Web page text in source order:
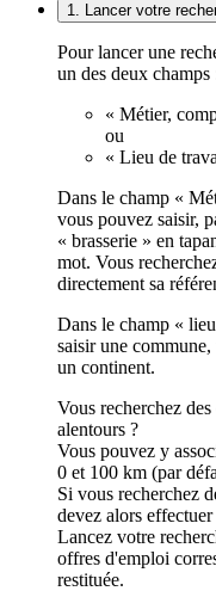
1. Lancer votre
Pour lancer une
un des deux champs
« Métier,
ou
« Lieu de
Dans le champ «
vous pouvez saisir,
« brasserie » en
mot. Vous
directement sa
Dans le champ «
saisir une
un continent.
Vous recherchez
alentours ?
Vous pouvez y
0 et 100 km (par
Si vous recherchez
devez alors effectuer
Lancez votre
offres d'emploi
restituée.